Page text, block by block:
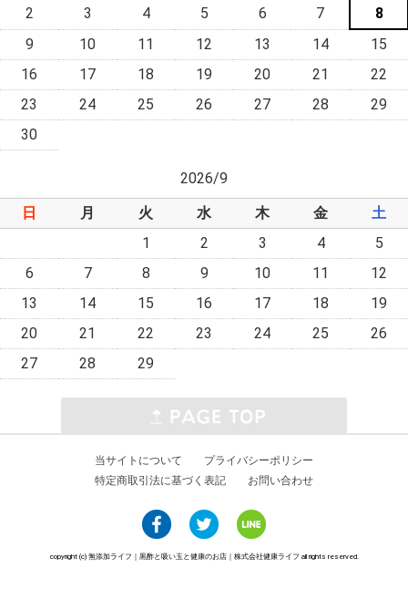
2
3 4 5 6 7
8
9
10 11 12 13 14
15
16
17 18 19 20 21
22
23
24 25 26 27 28
29
30
2026/9
日
月 火 水 木 金
土
1
2 3 4
5
6
7 8 9 10 11
12
13
14 15 16 17 18
19
20
21 22 23 24 25
26
27
28 29
当サイトについて
プライバシーポリシー
特定商取引法に基づく表記
お問い合わせ
copyright (c) 無添加ライフ｜黒酢と吸い玉と健康のお店｜株式会社健康ライフ all rights reserved.